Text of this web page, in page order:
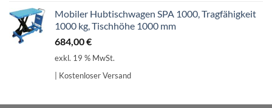
Mobiler Hubtischwagen SPA 1000, Tragfähigkeit
1000 kg, Tischhöhe 1000 mm
684,00€
exkl. 19 % MwSt.
| Kostenloser Versand